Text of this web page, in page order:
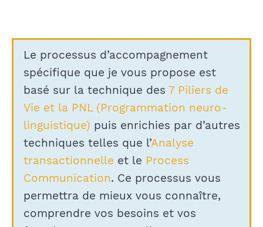
Le processus d’accompagnement
spécifique que je vous propose est
basé sur la technique des 7 Piliers de
Vie et la PNL (Programmation neuro-
linguistique) puis enrichies par d’autres
techniques telles que l’Analyse
transactionnelle et le Process
Communication. Ce processus vous
permettra de mieux vous connaître,
comprendre vos besoins et vos